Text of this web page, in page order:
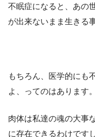
不眠症になると、あの
が出来ないまま生きる
もちろん、医学的にも
よ、ってのはあります。
肉体は私達の魂の大事
に存在できるわけです